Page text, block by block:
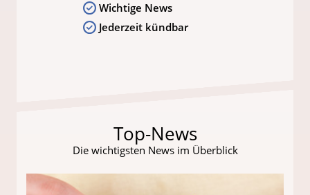
Wichtige News
Jederzeit kündbar
Top-News
Die wichtigsten News im Überblick